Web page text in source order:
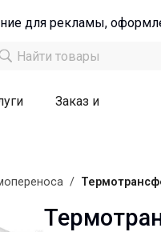
для рекламы,
Заказ и
/